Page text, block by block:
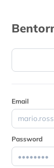
Email
Password